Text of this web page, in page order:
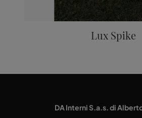
Lux Spike
DA Interni S.a.s. di